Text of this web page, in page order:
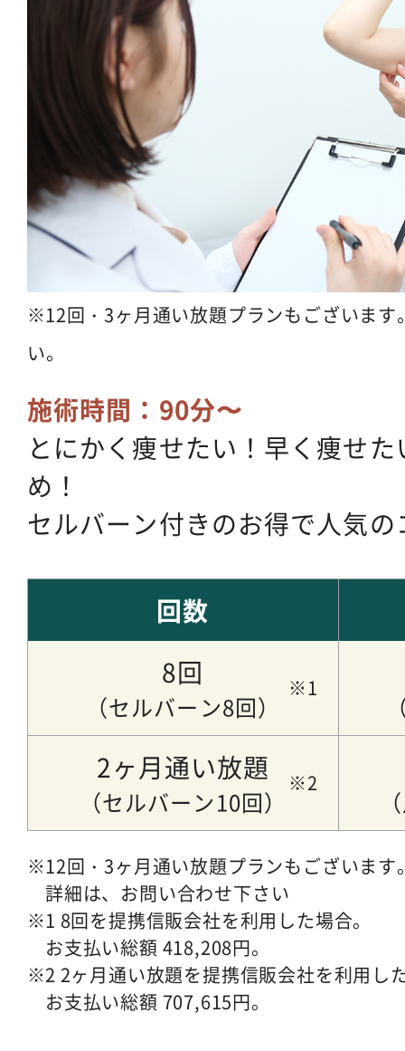
12回・3ヶ月通い放題プランもございま
い。
施術時間：90分〜
とにかく痩せたい！早く痩せ
め！
セルバーン付きのお得で人気
回数
8回
（セルバーン8回）
2ヶ月通い放題
（セルバーン10回）
12回・3ヶ月通い放題プランもございます
詳細は、お問い合わせ下さい
1 8回を提携信販会社を利用した場合。
お支払い総額 418,208円。
2 2ヶ月通い放題を提携信販会社を利用し
お支払い総額 707,615円。